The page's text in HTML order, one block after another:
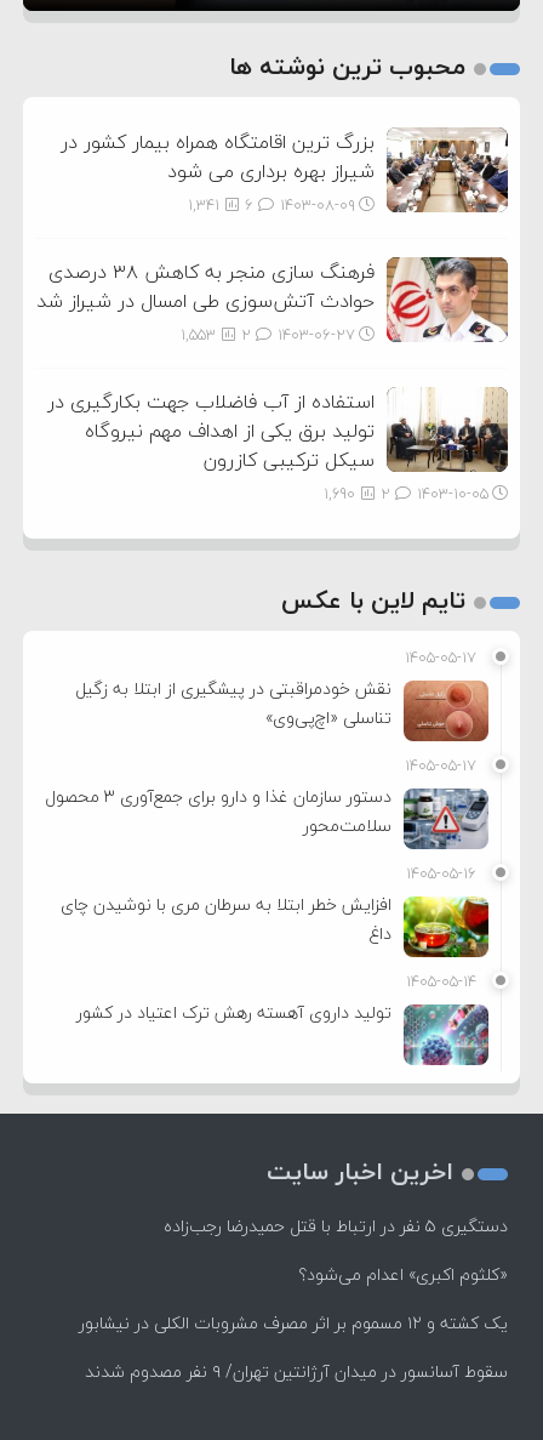
2
محبوب ترین نوشته ها
بزرگ ترین اقامتگاه همراه بیمار کشور در
شیراز بهره برداری می شود
۱۴۰۳-۰۸-۰۹ 1,341
فرهنگ سازی منجر به کاهش ۳۸ درصدی
حوادث آتش‌سوزی طی امسال در شیراز شد
۱۴۰۳-۰۶-۲۷ 1,553
استفاده از آب فاضلاب جهت بکارگیری در
تولید برق یکی از اهداف مهم نیروگاه
سیکل ترکیبی کازرون
۱۴۰۳-۱۰-۰۵ 1,690
تایم لاین با عکس
۱۴۰۵-۰۵-۱۷
نقش خودمراقبتی در پیشگیری از ابتلا به زگیل
تناسلی «اچ‌پی‌وی»
۱۴۰۵-۰۵-۱۷
دستور سازمان غذا و دارو برای جمع‌آوری ۳ محصول
سلامت‌محور
۱۴۰۵-۰۵-۱۶
افزایش خطر ابتلا به سرطان مری با نوشیدن چای
داغ
۱۴۰۵-۰۵-۱۴
تولید داروی آهسته رهش ترک اعتیاد در کشور
اخرین اخبار سایت
دستگیری ۵ نفر در ارتباط با قتل حمیدرضا رجب‌زاده
«کلثوم اکبری» اعدام می‌شود؟
یک کشته و ۱۲ مسموم بر اثر مصرف مشروبات الکلی در نیشابور
سقوط آسانسور در میدان آرژانتین تهران/ ۹ نفر مصدوم شدند